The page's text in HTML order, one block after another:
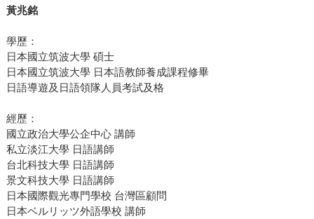
黃兆銘
學歷：
日本國立筑波大學 碩士
日本國立筑波大學 日本語教師養成課程修畢
日語導遊及日語領隊人員考試及格
經歷：
國立政治大學公企中心 講師
私立淡江大學 日語講師
台北科技大學 日語講師
景文科技大學 日語講師
日本國際觀光專門學校 台灣區顧問
日本ベルリッツ外語學校 講師